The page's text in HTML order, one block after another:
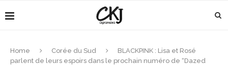
Home Corée du Sud
BLACKPINK : Lisa et Rosé
parlent de leurs espoirs dans le prochain numéro de “Dazed